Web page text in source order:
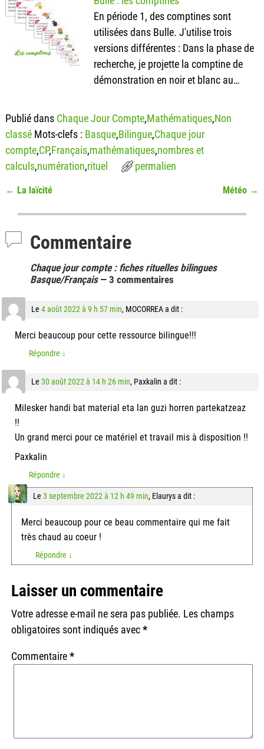
En période 1, des comptines sont
utilisées dans Bulle. J'utilise trois
versions différentes : Dans la phase de
recherche, je projette la comptine de
démonstration en noir et blanc au…
Publié dans Chaque Jour Compte,Mathématiques,Non
classé Mots-clefs : Basque,Bilingue,Chaque jour
compte,CP,Français,mathématiques,nombres et
calculs,numération,rituel permalien
← La laïcité Météo →
Commentaire
Chaque jour compte : fiches rituelles bilingues
Basque/Français— 3 commentaires
Le 4 août 2022 à 9 h 57 min, MOCORREAa dit :
Merci beaucoup pour cette ressource bilingue!!!
Répondre ↓
Le 30 août 2022 à 14 h 26 min, Paxkalin a dit :
Milesker handi bat material eta lan guzi horren partekatzeaz
!!
Un grand merci pour ce matériel et travail mis à disposition !!
Paxkalin
Répondre ↓
Le 3 septembre 2022 à 12 h 49 min, Elaurysa dit :
Merci beaucoup pour ce beau commentaire qui me fait
très chaud au coeur !
Répondre ↓
Laisser un commentaire
Votre adresse e-mail ne sera pas publiée. Les champs
obligatoires sont indiqués avec*
Commentaire*